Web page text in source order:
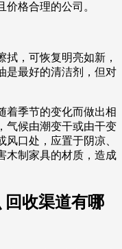
格合理的公司。
，可恢复明亮如新，
是最好的清洁剂，但对
着季节的变化而做出相
气候由潮变干或由干变
口处，应置于阴凉、
木制家具的材质，造成
回收渠道有哪